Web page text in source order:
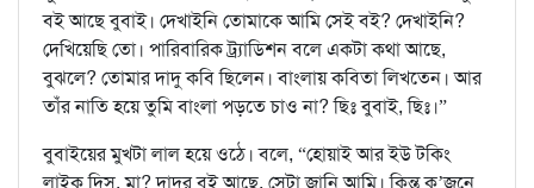
বই আছে বুবাই। দেখাইনি তোমাকে আমি সেই বই? দেখাইনি?
দেখিয়েছি তো। পারিবারিক ট্র্যাডিশন বলে একটা কথা আছে,
বুঝলে? তোমার দাদু কবি ছিলেন। বাংলায় কবিতা লিখতেন। আর
তাঁর নাতি হয়ে তুমি বাংলা পড়তে চাও না? ছিঃ বুবাই, ছিঃ।”
বুবাইয়ের মুখটা লাল হয়ে ওঠে। বলে, “হোয়াই আর ইউ টকিং
লাইক দিস, মা? দাদুর বই আছে, সেটা জানি আমি। কিন্তু ক’জনে